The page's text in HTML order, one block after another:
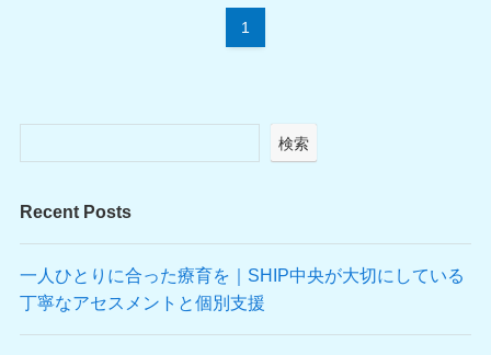
1
検索
Recent Posts
一人ひとりに合った療育を｜SHIP中央が大切にしている
丁寧なアセスメントと個別支援